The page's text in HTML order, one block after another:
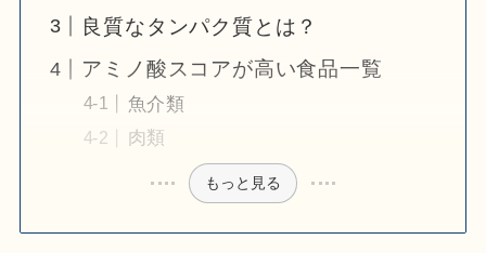
良質なタンパク質とは？
アミノ酸スコアが高い食品一覧
魚介類
肉類
もっと見る